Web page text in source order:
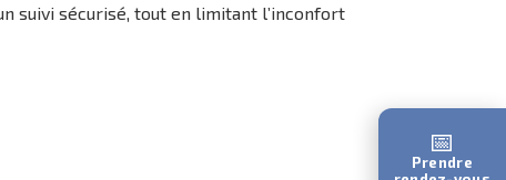
suivi sécurisé, tout en limitant l’inconfort
📅
Prendre